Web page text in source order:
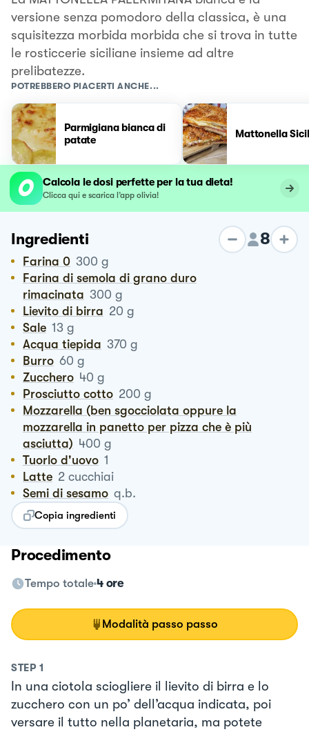
versione senza pomodoro della classica, è una
squisitezza morbida morbida che si trova in tutte
le rosticcerie siciliane insieme ad altre
prelibatezze.
POTREBBERO PIACERTI ANCHE...
Parmigiana bianca di
patate
Mattonella
Calcola le dosi perfette per la tua dieta!
Clicca qui e scarica l’app olivia!
Ingredienti 8
Farina 0 300 g
Farina di semola di grano duro
rimacinata 300 g
Lievito di birra 20 g
Sale 13 g
Acqua tiepida 370 g
Burro 60 g
Zucchero 40 g
Prosciutto cotto 200 g
Mozzarella (ben sgocciolata oppure la
mozzarella in panetto per pizza che è più
asciutta) 400 g
Tuorlo d'uovo 1
Latte 2 cucchiai
Semi di sesamo q.b.
Copia ingredienti
Procedimento
Tempo totale 4 ore
Modalità passo passo
STEP 1
In una ciotola sciogliere il lievito di birra e lo
zucchero con un po’ dell’acqua indicata, poi
versare il tutto nella planetaria, ma potete